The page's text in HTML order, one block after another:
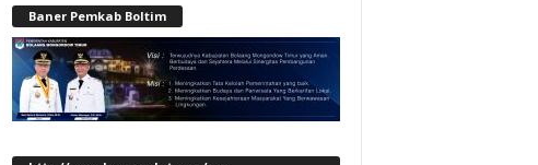
Baner Pemkab Boltim